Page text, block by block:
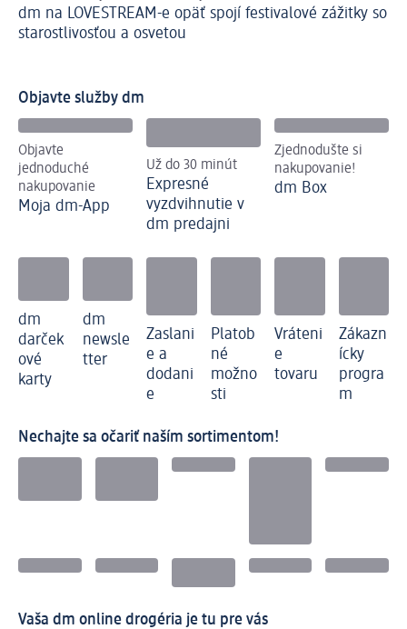
dm na LOVESTREAM-e opäť spojí festivalové zážitky so
starostlivosťou a osvetou
Objavte služby dm
Objavte
jednoduché
nakupovanie
Moja dm-App
Už do 30 minút
Expresné
vyzdvihnutie v
dm predajni
Zjednodušte si
nakupovanie!
dm Box
dm
darček
ové
karty
dm
newsle
tter
Zaslani
e a
dodani
e
Platob
né
možno
sti
Vráteni
e
tovaru
Zákazn
ícky
progra
m
Nechajte sa očariť naším sortimentom!
Vaša dm online drogéria je tu pre vás